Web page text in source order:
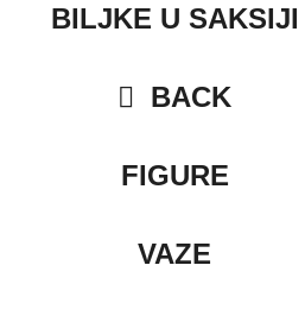
BILJKE U SAKSIJI
BACK
FIGURE
VAZE